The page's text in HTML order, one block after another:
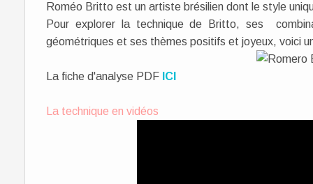
Roméo Britto est un artiste brésilien dont le style
Pour explorer la technique de Britto, ses
géométriques et ses thèmes positifs et joyeux, voici
La fiche d'analyse PDF ICI
La technique en vidéos